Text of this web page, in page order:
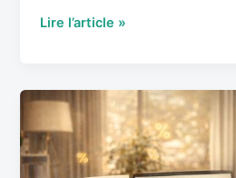
Lire l’article »
Relevé
d’information
sans
sinistre